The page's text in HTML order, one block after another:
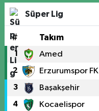
Süper Lig
# Takım
1 Amed
2 Erzurumspor FK
3 Başakşehir
4 Kocaelispor